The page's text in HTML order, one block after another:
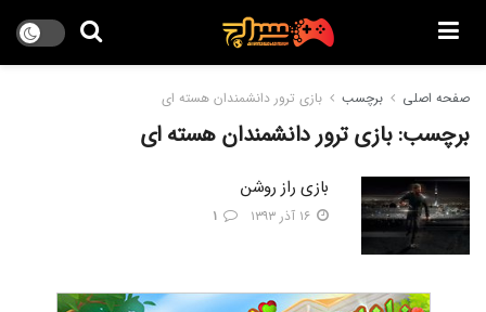
صفحه اصلی برچسب بازی ترور دانشمندان هسته ای
برچسب:بازی ترور دانشمندان هسته ای
بازی راز روشن